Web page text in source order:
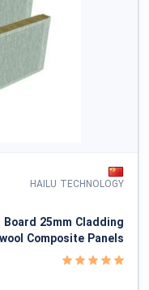
HAILU TECHNOLOGY
25mm Cladding
Composite Panels